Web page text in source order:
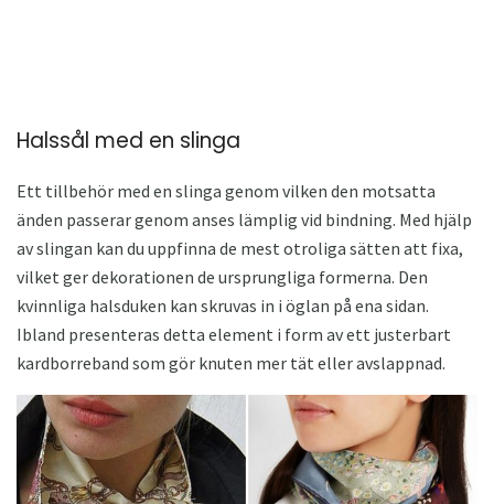
Halssål med en slinga
Ett tillbehör med en slinga genom vilken den motsatta
änden passerar genom anses lämplig vid bindning. Med hjälp
av slingan kan du uppfinna de mest otroliga sätten att fixa,
vilket ger dekorationen de ursprungliga formerna. Den
kvinnliga halsduken kan skruvas in i öglan på ena sidan.
Ibland presenteras detta element i form av ett justerbart
kardborreband som gör knuten mer tät eller avslappnad.